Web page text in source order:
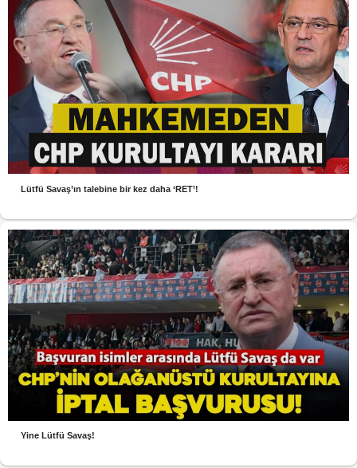
Lütfü Savaş’ın talebine bir kez daha ‘RET’!
Yine Lütfü Savaş!